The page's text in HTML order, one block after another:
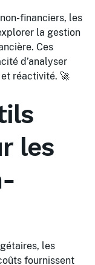
financiers, les
la gestion
Ces
d’analyser
réactivité. 🚀
les
les
fournissent